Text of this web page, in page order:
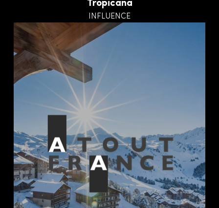
Tropicana
INFLUENCE